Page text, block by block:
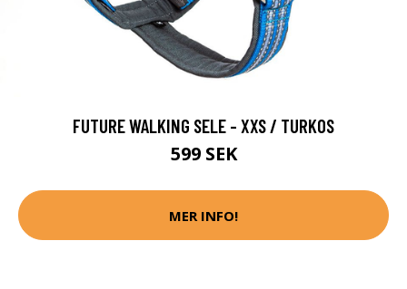
FUTURE WALKING SELE - XXS / TURKOS
599 SEK
MER INFO!